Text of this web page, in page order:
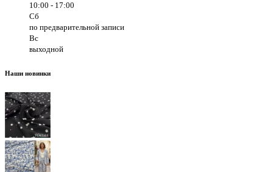
10:00 - 17:00
Сб
по предварительной записи
Вс
выходной
Наши новинки